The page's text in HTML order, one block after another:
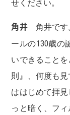
せください。
角井角井です
ールの130歳の
いできること
則』、何度も
ははじめて拝
っと暗く、フ